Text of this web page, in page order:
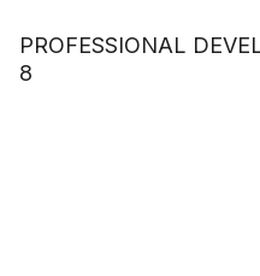
PROFESSIONAL
8